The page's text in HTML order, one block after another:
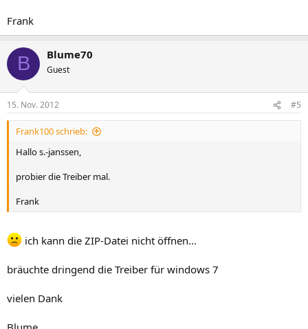
Frank
B Blume70
Guest
15. Nov. 2012 #5
Frank100 schrieb:
Hallo s.-janssen,
probier die Treiber mal.
Frank
ich kann die ZIP-Datei nicht öffnen...
bräuchte dringend die Treiber für windows 7
vielen Dank